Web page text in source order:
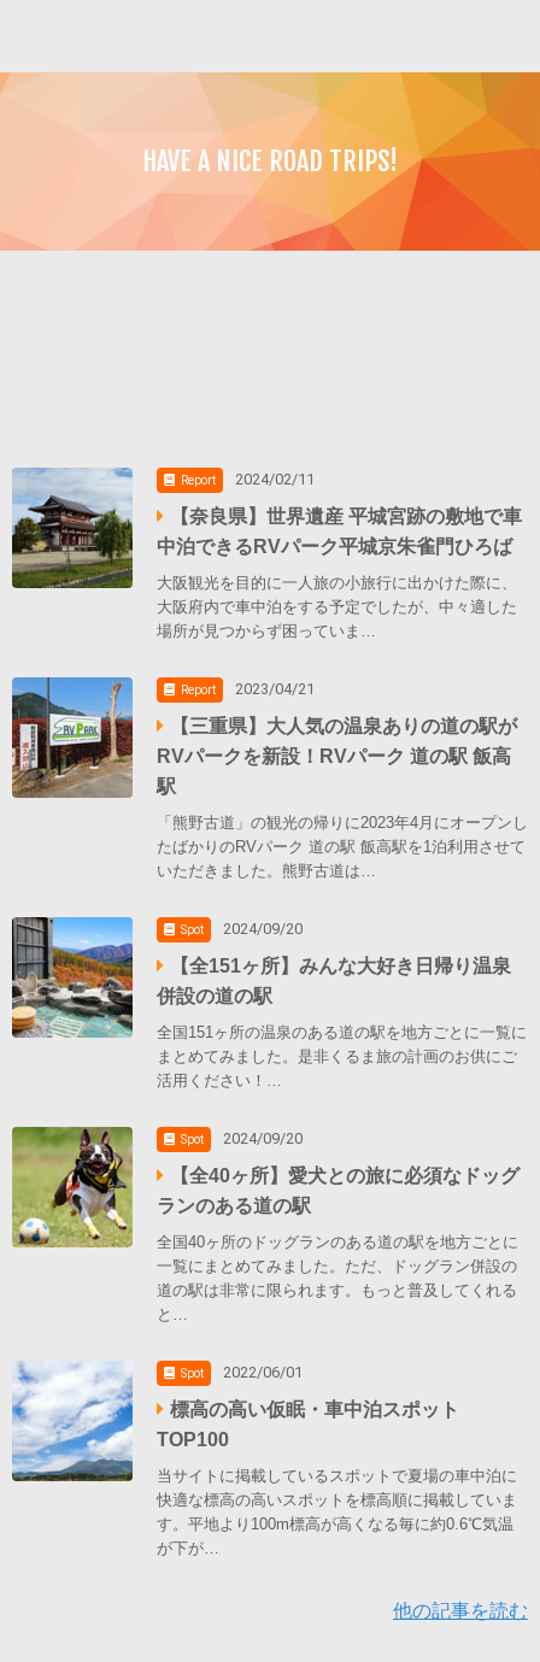
HAVE A NICE ROAD TRIPS!
Report 2024/02/11
【奈良県】世界遺産 平城宮跡の敷地で車
中泊できるRVパーク平城京朱雀門ひろば
大阪観光を目的に一人旅の小旅行に出かけた際に、
大阪府内で車中泊をする予定でしたが、中々適した
場所が見つからず困っていま…
Report 2023/04/21
【三重県】大人気の温泉ありの道の駅が
RVパークを新設！RVパーク 道の駅 飯高
駅
「熊野古道」の観光の帰りに2023年4月にオープンし
たばかりのRVパーク 道の駅 飯高駅を1泊利用させて
いただきました。熊野古道は…
Spot 2024/09/20
【全151ヶ所】みんな大好き日帰り温泉
併設の道の駅
全国151ヶ所の温泉のある道の駅を地方ごとに一覧に
まとめてみました。是非くるま旅の計画のお供にご
活用ください！…
Spot 2024/09/20
【全40ヶ所】愛犬との旅に必須なドッグ
ランのある道の駅
全国40ヶ所のドッグランのある道の駅を地方ごとに
一覧にまとめてみました。ただ、ドッグラン併設の
道の駅は非常に限られます。もっと普及してくれる
と…
Spot 2022/06/01
標高の高い仮眠・車中泊スポット
TOP100
当サイトに掲載しているスポットで夏場の車中泊に
快適な標高の高いスポットを標高順に掲載していま
す。平地より100m標高が高くなる毎に約0.6℃気温
が下が…
他の記事を読む